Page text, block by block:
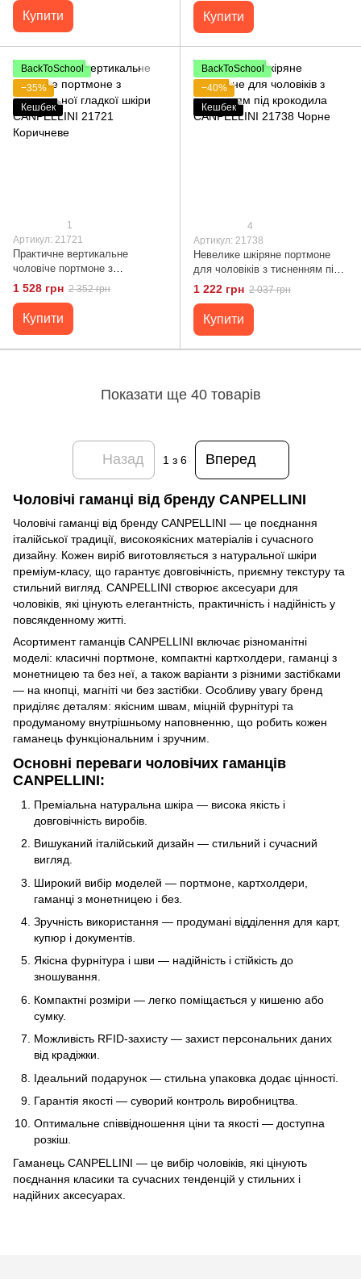
Купити Купити
BackToSchool
−35%
Кешбек
1
Артикул: 21721
Практичне вертикальне
чоловіче портмоне з
натуральної гладкої шкіри
CANPELLINI 21721 Коричневе
1 528 грн 2 352 грн
Купити
BackToSchool
−40%
Кешбек
4
Артикул: 21738
Невелике шкіряне портмоне
для чоловіків з тисненням під
крокодила CANPELLINI 21738
1 222 грн 2 037 грн
Купити
Показати ще 40 товарів
Назад 1 з 6 Вперед
Чоловічі гаманці від бренду CANPELLINI
Чоловічі гаманці від бренду CANPELLINI — це поєднання
італійської традиції, високоякісних матеріалів і сучасного
дизайну. Кожен виріб виготовляється з натуральної шкіри
преміум-класу, що гарантує довговічність, приємну текстуру та
стильний вигляд. CANPELLINI створює аксесуари для
чоловіків, які цінують елегантність, практичність і надійність у
повсякденному житті.
Асортимент гаманців CANPELLINI включає різноманітні
моделі: класичні портмоне, компактні картхолдери, гаманці з
монетницею та без неї, а також варіанти з різними застібками
— на кнопці, магніті чи без застібки. Особливу увагу бренд
приділяє деталям: якісним швам, міцній фурнітурі та
продуманому внутрішньому наповненню, що робить кожен
гаманець функціональним і зручним.
Основні переваги чоловічих гаманців
CANPELLINI:
Преміальна натуральна шкіра — висока якість і
довговічність виробів.
Вишуканий італійський дизайн — стильний і сучасний
вигляд.
Широкий вибір моделей — портмоне, картхолдери,
гаманці з монетницею і без.
Зручність використання — продумані відділення для карт,
купюр і документів.
Якісна фурнітура і шви — надійність і стійкість до
зношування.
Компактні розміри — легко поміщається у кишеню або
сумку.
Можливість RFID-захисту — захист персональних даних
від крадіжки.
Ідеальний подарунок — стильна упаковка додає цінності.
Гарантія якості — суворий контроль виробництва.
Оптимальне співвідношення ціни та якості — доступна
розкіш.
Гаманець CANPELLINI — це вибір чоловіків, які цінують
поєднання класики та сучасних тенденцій у стильних і
надійних аксесуарах.